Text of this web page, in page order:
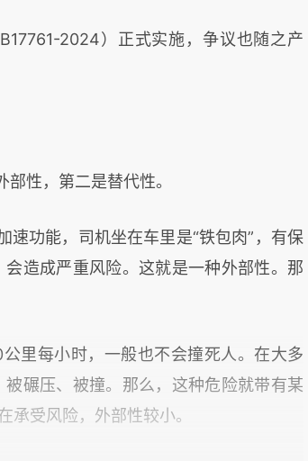
2024）正式实施，争议也随之产
性，第二是替代性。
速功能，司机坐在车里是“铁包肉”，有保
造成严重风险。这就是一种外部性。那
里每小时，一般也不会撞死人。在大多
碾压、被撞。那么，这种危险就带有某
承受风险，外部性较小。